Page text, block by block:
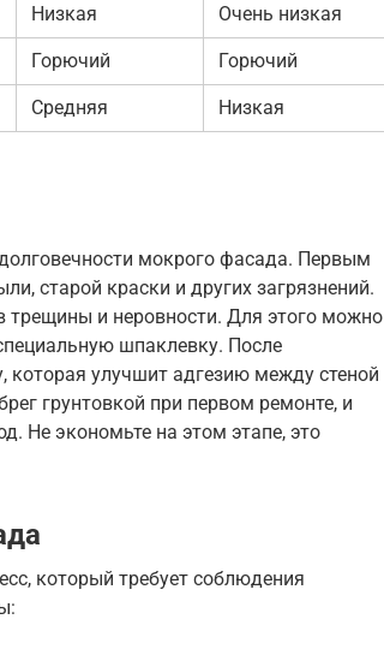
Низкая Очень низкая
Горючий Горючий
Средняя Низкая
мокрого фасада. Первым
старой краски и других загрязнений.
трещины и неровности. Для этого можно
шпаклевку. После
которая улучшит адгезию между стеной
грунтовкой при первом ремонте, и
Не экономьте на этом этапе, это
который требует соблюдения